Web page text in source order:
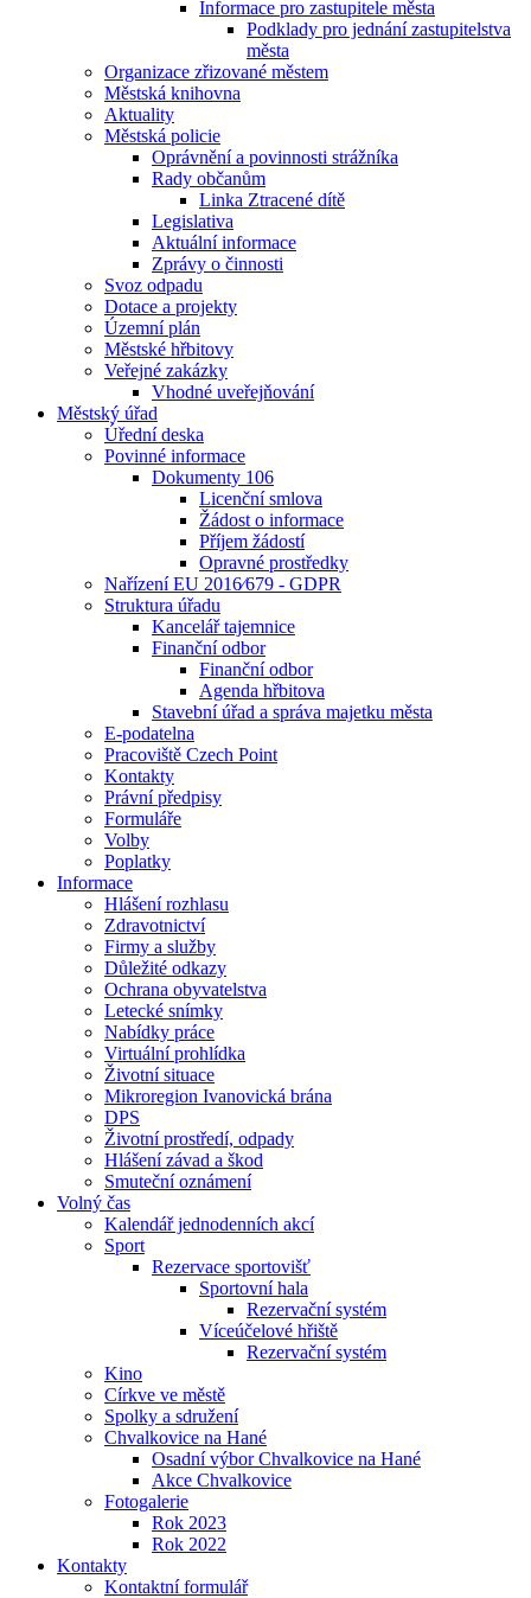
Informace pro zastupitele města
Podklady pro jednání zastupitelstva
města
Organizace zřizované městem
Městská knihovna
Aktuality
Městská policie
Oprávnění a povinnosti strážníka
Rady občanům
Linka Ztracené dítě
Legislativa
Aktuální informace
Zprávy o činnosti
Svoz odpadu
Dotace a projekty
Územní plán
Městské hřbitovy
Veřejné zakázky
Vhodné uveřejňování
Městský úřad
Úřední deska
Povinné informace
Dokumenty 106
Licenční smlova
Žádost o informace
Příjem žádostí
Opravné prostředky
Nařízení EU 2016⁄679 - GDPR
Struktura úřadu
Kancelář tajemnice
Finanční odbor
Finanční odbor
Agenda hřbitova
Stavební úřad a správa majetku města
E-podatelna
Pracoviště Czech Point
Kontakty
Právní předpisy
Formuláře
Volby
Poplatky
Informace
Hlášení rozhlasu
Zdravotnictví
Firmy a služby
Důležité odkazy
Ochrana obyvatelstva
Letecké snímky
Nabídky práce
Virtuální prohlídka
Životní situace
Mikroregion Ivanovická brána
DPS
Životní prostředí, odpady
Hlášení závad a škod
Smuteční oznámení
Volný čas
Kalendář jednodenních akcí
Sport
Rezervace sportovišť
Sportovní hala
Rezervační systém
Víceúčelové hřiště
Rezervační systém
Kino
Církve ve městě
Spolky a sdružení
Chvalkovice na Hané
Osadní výbor Chvalkovice na Hané
Akce Chvalkovice
Fotogalerie
Rok 2023
Rok 2022
Kontakty
Kontaktní formulář